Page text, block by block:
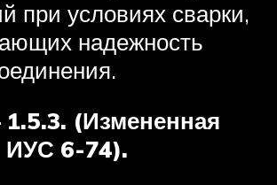
при условиях сварки,
надежность
1.5.3. (Измененная
ИУС 6-74).